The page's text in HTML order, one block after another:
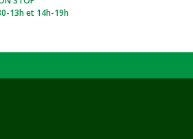
13h et 14h-19h